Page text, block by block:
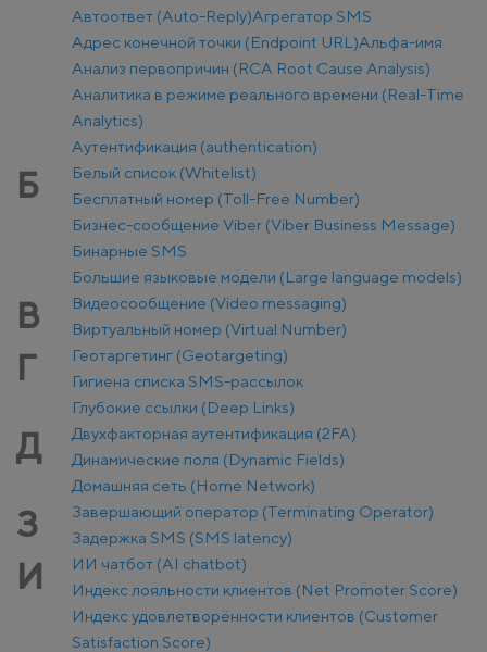
Автоответ (Auto-Reply)Агрегатор SMS
Адрес конечной точки (Endpoint URL)Альфа-имя
Анализ первопричин (RCA Root Cause Analysis)
Аналитика в режиме реального времени (Real-Time
Analytics)
Аутентификация (authentication)
Б
Белый список (Whitelist)
Бесплатный номер (Toll-Free Number)
Бизнес-сообщение Viber (Viber Business Message)
Бинарные SMS
Большие языковые модели (Large language models)
В
Видеосообщение (Video messaging)
Виртуальный номер (Virtual Number)
Г
Геотаргетинг (Geotargeting)
Гигиена списка SMS-рассылок
Глубокие ссылки (Deep Links)
Д
Двухфакторная аутентификация (2FA)
Динамические поля (Dynamic Fields)
Домашняя сеть (Home Network)
З
Завершающий оператор (Terminating Operator)
Задержка SMS (SMS latency)
И
ИИ чатбот (AI chatbot)
Индекс лояльности клиентов (Net Promoter Score)
Индекс удовлетворённости клиентов (Customer
Satisfaction Score)